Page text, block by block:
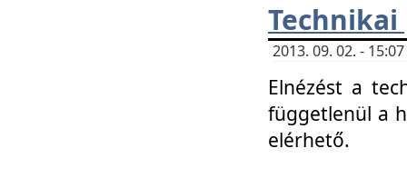
2013. 09. 02. -
Elnézést a
függetlenül a
elérhető.